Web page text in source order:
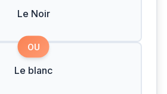
Le Noir
OU
Le blanc